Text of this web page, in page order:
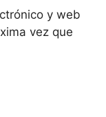
y web
vez que